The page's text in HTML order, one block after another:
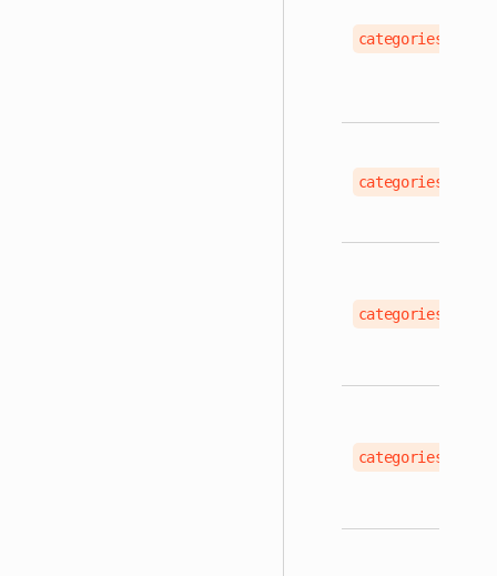
categories
categories[].id
categories[].sku